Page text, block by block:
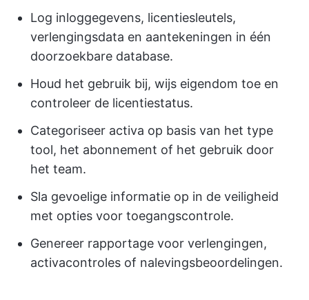
Log inloggegevens, licentiesleutels,
verlengingsdata en aantekeningen in één
doorzoekbare database.
Houd het gebruik bij, wijs eigendom toe en
controleer de licentiestatus.
Categoriseer activa op basis van het type
tool, het abonnement of het gebruik door
het team.
Sla gevoelige informatie op in de veiligheid
met opties voor toegangscontrole.
Genereer rapportage voor verlengingen,
activacontroles of nalevingsbeoordelingen.